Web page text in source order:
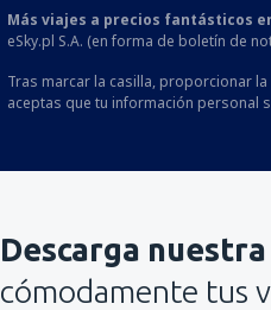
Más viajes a precios fantásticos
eSky.pl S.A. (en forma de boletín de
Tras marcar la casilla, proporcionar
aceptas que tu información personal
Descarga
cómodamente tus